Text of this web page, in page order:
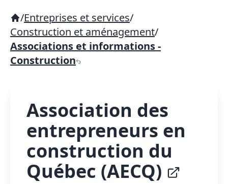
/Entreprises et services/
Construction et aménagement/
Associations et informations -
Construction
Association des
entrepreneurs en
construction du
Québec (AECQ)